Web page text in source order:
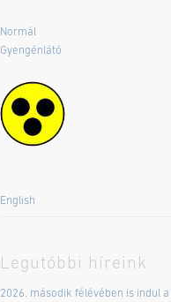
Normál
Gyengénlátó
English
Legutóbbi híreink
2026. második félévében is indul